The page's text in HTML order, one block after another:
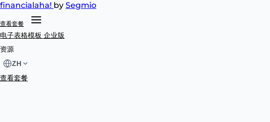
financialaha! by Segmio
查看套餐
电子表格模板 企业版
资源
ZH
查看套餐